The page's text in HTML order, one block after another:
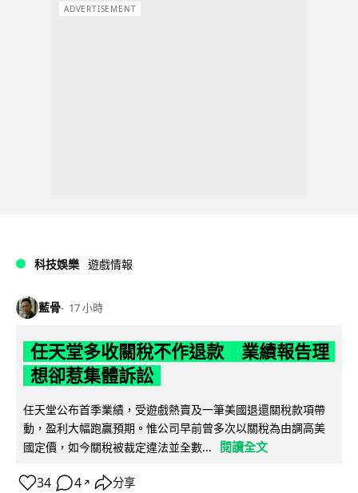
ADVERTISEMENT
科技娛樂 遊戲情報
藍骨 17 小時
任天堂多收關稅不作退款 業績報告理
想卻惹集體訴訟
任天堂公布首季業績，受遊戲熱賣及一筆美國退還關稅款項帶
動，盈利大幅跑贏預期。惟公司早前曾多次以關稅為由調高美
國定價，如今關稅被裁定違法並全數...
閱讀全文
34 4 ↗ 分享